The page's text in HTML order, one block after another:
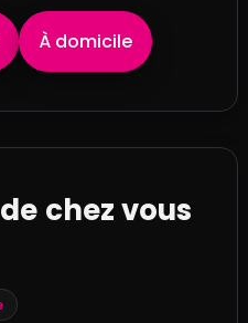
À domicile
chez vous